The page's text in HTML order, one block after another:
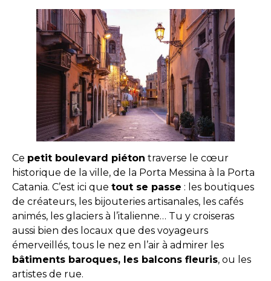
Ce petit boulevard piéton traverse le cœur
historique de la ville, de la Porta Messina à la Porta
Catania. C’est ici que tout se passe : les boutiques
de créateurs, les bijouteries artisanales, les cafés
animés, les glaciers à l’italienne… Tu y croiseras
aussi bien des locaux que des voyageurs
émerveillés, tous le nez en l’air à admirer les
bâtiments baroques, les balcons fleuris, ou les
artistes de rue.